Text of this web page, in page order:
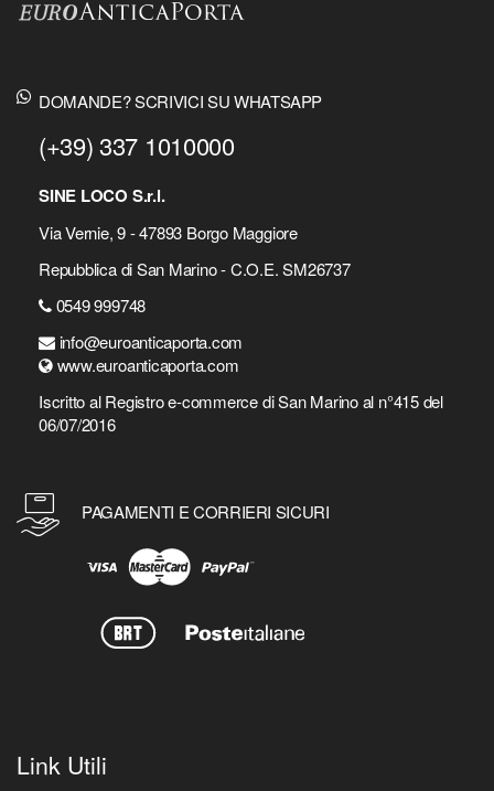
DOMANDE? SCRIVICI SU WHATSAPP
(+39) 337 1010000
SINE LOCO S.r.l.
Via Vernie, 9 - 47893 Borgo Maggiore
Repubblica di San Marino - C.O.E. SM26737
0549 999748
info@euroanticaporta.com
www.euroanticaporta.com
Iscritto al Registro e-commerce di San Marino al n°415 del
06/07/2016
PAGAMENTI E CORRIERI SICURI
Link Utili